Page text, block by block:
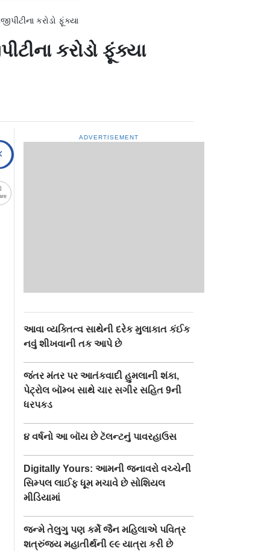
કરોડો ફૂંક્યા
કરોડો ફૂંક્યા
ADVERTISEMENT
આવા વ્યક્તિત્વ સાથેની દરેક મુલાકાત કંઈક
નવું શીખવાની તક આપે છે
જંતર મંતર પર આતંકવાદી હુમલાની શંકા,
પેટ્રોલ બૉમ્બ સાથે ચાર સગીર સહિત 9ની
ધરપકડ
૪ વર્ષનો આ બૉય છે ટૅલન્ટનું પાવરહાઉસ
Digitally Yours: આમની જનાવરો વચ્ચેની
સિમ્પલ લાઈફ ધૂમ મચાવે છે સોશિયલ
મીડિયામાં
જન્મે તેલુગુ પણ કર્મે જૈન મહિલાએ પવિત્ર
શત્રુંજય મહાતીર્થની ૯૯ યાત્રા કરી છે